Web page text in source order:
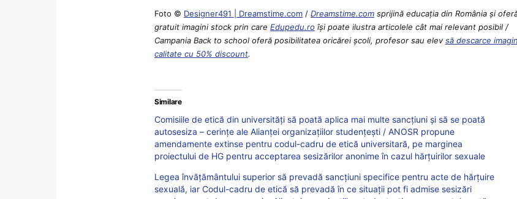
Foto © Designer491 | Dreamstime.com / Dreamstime.com sprijină educaţia din România şi
gratuit imagini stock prin care Edupedu.ro îşi poate ilustra articolele cât mai relevant posibil /
Campania Back to school oferă posibilitatea oricărei școli, profesor sau elevsă descarce
calitate cu 50% discount.
Similare
Comisiile de etică din universități să poată aplica mai multe sancțiuni și să se poată
autosesiza – cerințe ale Alianței organizațiilor studențești / ANOSR propune
amendamente extinse pentru codul-cadru de etică universitară, pe marginea
proiectului de HG pentru acceptarea sesizărilor anonime în cazul hărțuirilor sexuale
Legea învățământului superior să prevadă sancțiuni specifice pentru acte de hărțuire
sexuală, iar Codul-cadru de etică să prevadă în ce situații pot fi admise sesizări